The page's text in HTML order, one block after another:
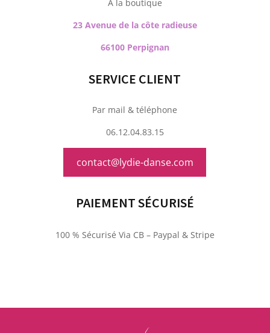
À la boutique
23 Avenue de la côte radieuse
66100 Perpignan
SERVICE CLIENT
Par mail & téléphone
06.12.04.83.15
contact@lydie-danse.com
PAIEMENT SÉCURISÉ
100 % Sécurisé Via CB – Paypal & Stripe